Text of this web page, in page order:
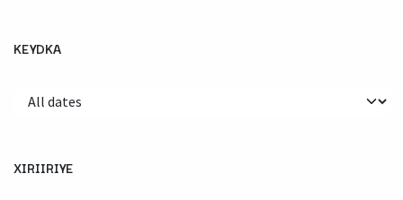
KEYDKA
XIRIIRIYE